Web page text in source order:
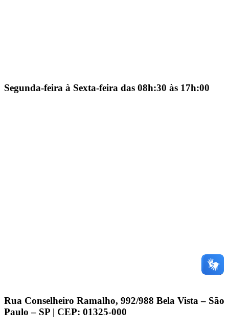
Segunda-feira à Sexta-feira das 08h:30 às 17h:00
Rua Conselheiro Ramalho, 992/988 Bela Vista – São
Paulo – SP | CEP: 01325-000